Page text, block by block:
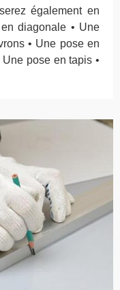
également en
diagonale • Une
• Une pose en
pose en tapis •